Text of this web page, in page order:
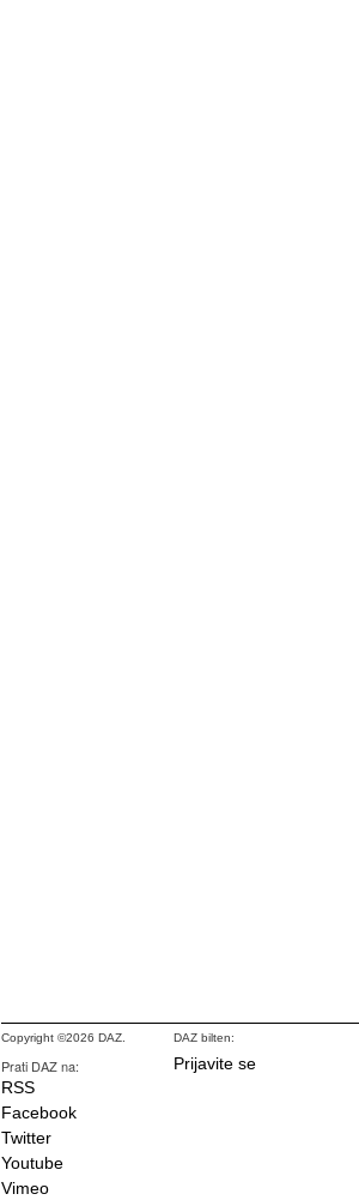
Copyright ©2026 DAZ.
Prati DAZ na:
RSS
Facebook
Twitter
Youtube
Vimeo
DAZ bilten:
Prijavite se